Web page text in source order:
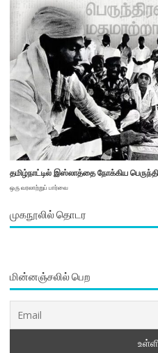
தமிழ்நாட்டில் இஸ்லாத்தை நோக்கிய
ஒரு வரலாற்றுப் பார்வை
முகநூலில் தொடர
மின்னஞ்சலில் பெற